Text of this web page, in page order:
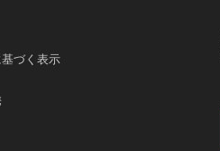
づく表示